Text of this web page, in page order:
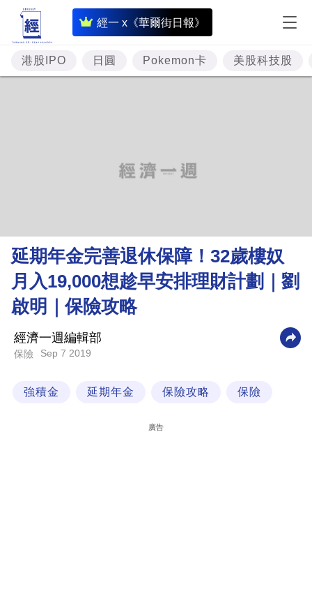
經一 x《華爾街日報》
即
時
財
經
理
財
商
業
科
技
場
港股IPO 日圓 Pokemon卡 美股科技股
延期年金完善退休保障！32歲樓奴
月入19,000想趁早安排理財計劃｜劉
啟明｜保險攻略
經濟一週編輯部
保險 Sep 7 2019
強積金 延期年金 保險攻略 保險
廣告